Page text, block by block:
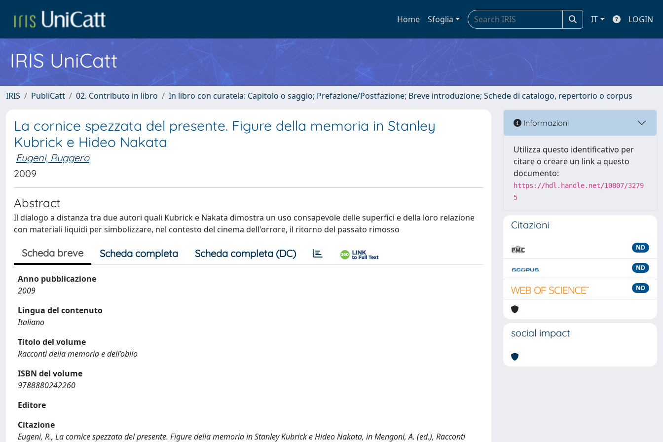
Home Sfoglia IT LOGIN
IRIS UniCatt
IRIS PubliCatt 02. Contributo in libro In libro con curatela: Capitolo o saggio; Prefazione/Postfazione; Breve introduzione; Schede di catalogo, repertorio o corpus
La cornice spezzata del presente. Figure della memoria in Stanley
Kubrick e Hideo Nakata
Eugeni, Ruggero
2009
Abstract
Il dialogo a distanza tra due autori quali Kubrick e Nakata dimostra un uso consapevole delle superfici e della loro relazione
con materiali liquidi per simbolizzare, nel contesto del cinema dell'orrore, il ritorno del passato rimosso
Scheda breve Scheda completa Scheda completa (DC)
Anno pubblicazione
2009
Lingua del contenuto
Italiano
Titolo del volume
Racconti della memoria e dell’oblio
ISBN del volume
9788880242260
Editore
Citazione
Eugeni, R., La cornice spezzata del presente. Figure della memoria in Stanley Kubrick e Hideo Nakata, in Mengoni, A. (ed.), Racconti
Informazioni
Utilizza questo identificativo per
citare o creare un link a questo
documento:
https://hdl.handle.net/10807/3279
5
Citazioni
ND
ND
ND
social impact